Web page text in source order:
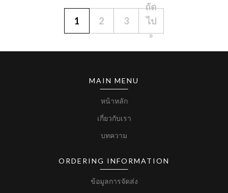
1 2 3
ถัด
ไป
»
MAIN MENU
หน้าหลัก
เกี่ยวกับเรา
บทความ
ORDERING INFORMATION
ข้อมูลการจัดส่ง